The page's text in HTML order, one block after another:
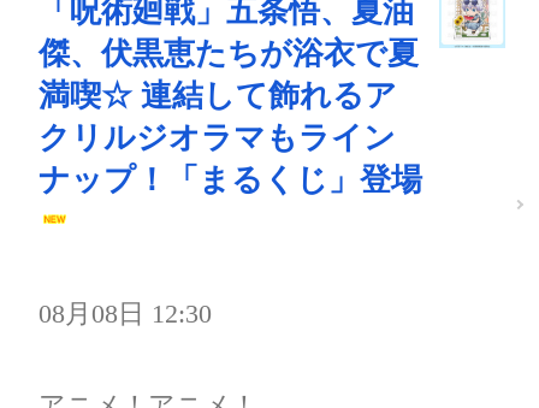
「呪術廻戦」五条悟、夏油
傑、伏黒恵たちが浴衣で夏
満喫☆ 連結して飾れるア
クリルジオラマもライン
ナップ！「まるくじ」登場
08月08日 12:30